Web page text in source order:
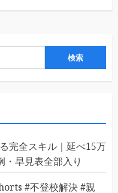
完全スキル｜延べ15万
・早見表全部入り
#不登校解決 #親